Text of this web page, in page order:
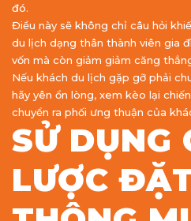
đó.
Điều này sẽ không chỉ câu hỏi
du lịch dạng thân thành viên gia
vốn mà còn giảm giảm căng
Nếu khách du lịch gặp gỡ phải
hãy yên ổn lòng, xem kèo lại
chuyển ra phối ưng thuận của
SỬ DỤNG
LƯỢC